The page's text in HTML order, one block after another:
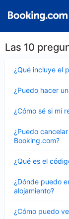
Las 10
¿Qué incluye el
cerrado
¿Puedo hacer
cerrado
¿Cómo sé si mi
cerrado
¿Puedo
Booking.com?
cerrado
¿Qué es el
cerrado
¿Dónde puedo
alojamiento?
cerrado
¿Cómo puedo
cerrado